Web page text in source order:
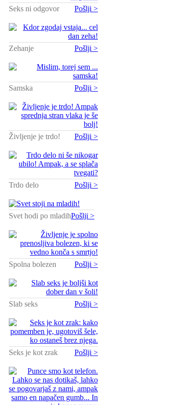
Seks ni odgovor Pošlji >
Zehanje Pošlji >
Samska Pošlji >
Življenje je trdo! Pošlji >
Trdo delo Pošlji >
Svet hodi po mladihPošlji >
Spolna bolezen Pošlji >
Slab seks Pošlji >
Seks je kot zrak Pošlji >